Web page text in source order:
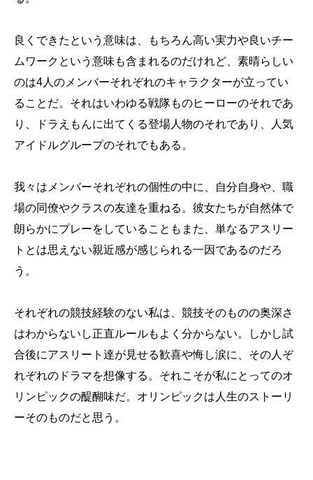
良くできたという意味は、もちろん高い実力や良いチー
ムワークという意味も含まれるのだけれど、素晴らしい
のは4人のメンバーそれぞれのキャラクターが立ってい
ることだ。それはいわゆる戦隊ものヒーローのそれであ
り、ドラえもんに出てくる登場人物のそれであり、人気
アイドルグループのそれでもある。
我々はメンバーそれぞれの個性の中に、自分自身や、職
場の同僚やクラスの友達を重ねる。彼女たちが自然体で
朗らかにプレーをしていることもまた、単なるアスリー
トとは思えない親近感が感じられる一因であるのだろ
う。
それぞれの競技経験のない私は、競技そのものの奥深さ
はわからないし正直ルールもよく分からない。しかし試
合後にアスリート達が見せる歓喜や悔し涙に、その人ぞ
れぞれのドラマを想像する。それこそが私にとってのオ
リンピックの醍醐味だ。オリンピックは人生のストーリ
ーそのものだと思う。